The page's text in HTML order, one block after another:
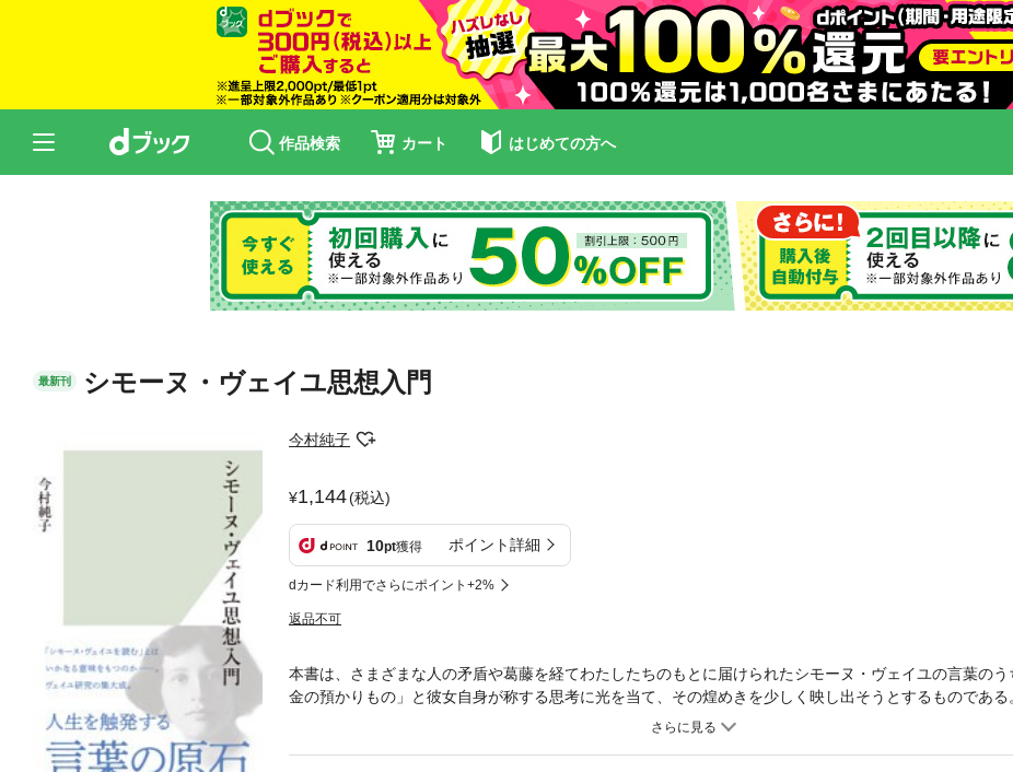
作品検索 カート はじめての方へ
最新刊 シモーヌ・ヴェイユ思想入門
今村純子
1,144(税込)
10pt獲得 ポイント詳細
dカード利用でさらにポイント+2%
返品不可
本書は、さまざまな人の矛盾や葛藤を経てわたしたちのもとに届けられたシモーヌ・ヴェイユの言葉のう
金の預かりもの」と彼女自身が称する思考に光を当て、その煌めきを少しく映し出そうとするものである
章」より）20世紀前半に34年の生を駆け抜けたフランスの思想家、シモーヌ・ヴェイユ。その思索は世界